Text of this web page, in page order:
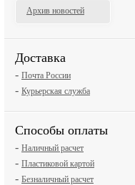
Архив новостей
Доставка
- Почта России
- Курьерская служба
Способы оплаты
- Наличный расчет
- Пластиковой картой
- Безналичный расчет